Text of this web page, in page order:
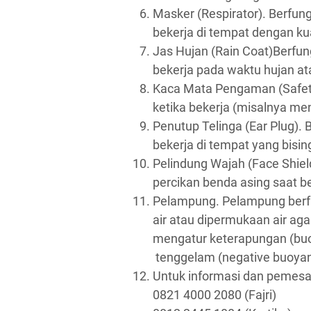
Masker (Respirator).
bekerja di tempat dengan
Jas Hujan (Rain
bekerja pada waktu hujan
Kaca Mata Pengaman
ketika bekerja (misalnya
Penutup Telinga (Ear Plug).
bekerja di tempat yang
Pelindung Wajah (Face
percikan benda asing saat
Pelampung. Pelampung
air atau dipermukaan air
mengatur keterapungan
tenggelam (negative
Untuk informasi dan
0821 4000 2080 (Fajri)